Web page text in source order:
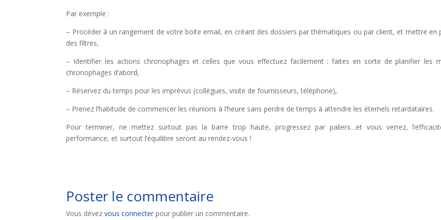
Par exemple :
– Procéder à un rangement de votre boite email, en créant des dossiers par thématiques ou par client, et mettre en
des filtres,
– Identifier les actions chronophages et celles que vous effectuez facilement : faites en sorte de planifier les
chronophages d’abord,
– Réservez du temps pour les imprévus (collègues, visite de fournisseurs, téléphone),
– Prenez l’habitude de commencer les réunions à l’heure sans perdre de temps à attendre les éternels retardataires.
Pour terminer, ne mettez surtout pas la barre trop haute, progressez par paliers…et vous verrez,
performance, et surtout l’équilibre seront au rendez-vous !
Poster le commentaire
Vous devezvous connecter pour publier un commentaire.